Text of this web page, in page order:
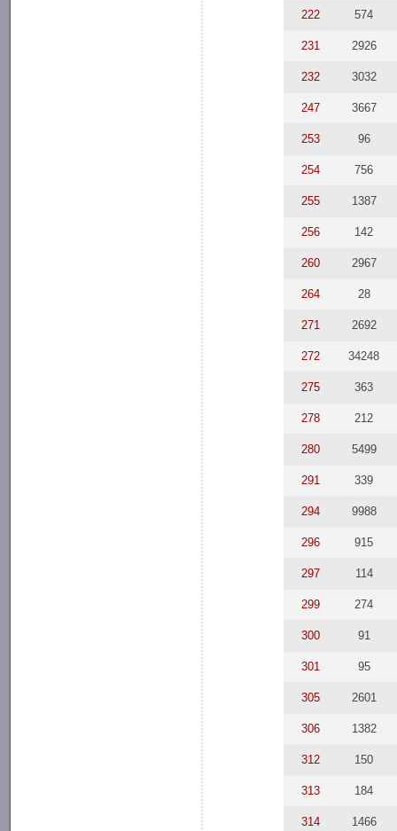
222 574
231 2926
232 3032
247 3667
253 96
254 756
255 1387
256 142
260 2967
264 28
271 2692
272 34248
275 363
278 212
280 5499
291 339
294 9988
296 915
297 114
299 274
300 91
301 95
305 2601
306 1382
312 150
313 184
314 1466